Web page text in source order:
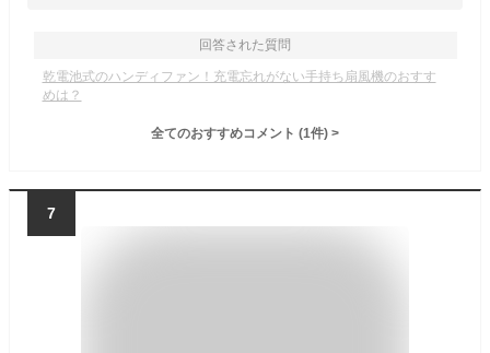
回答された質問
乾電池式のハンディファン！充電忘れがない手持ち扇風機のおすす
めは？
全てのおすすめコメント (1件) >
7